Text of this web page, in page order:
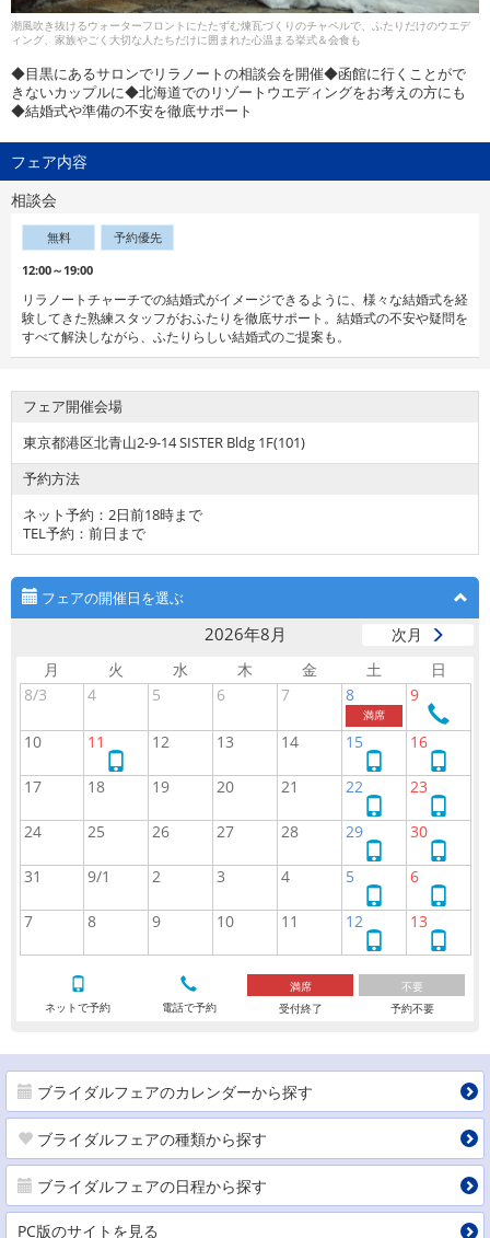
潮風吹き抜けるウォーターフロントにたたずむ煉瓦づくりのチャペルで、ふたりだけのウエデ
ィング、家族やごく大切な人たちだけに囲まれた心温まる挙式＆会食も
◆目黒にあるサロンでリラノートの相談会を開催◆函館に行くことがで
きないカップルに◆北海道でのリゾートウエディングをお考えの方にも
◆結婚式や準備の不安を徹底サポート
フェア内容
相談会
無料
予約優先
12:00～19:00
リラノートチャーチでの結婚式がイメージできるように、様々な結婚式を経
験してきた熟練スタッフがおふたりを徹底サポート。結婚式の不安や疑問を
すべて解決しながら、ふたりらしい結婚式のご提案も。
フェア開催会場
東京都港区北青山2-9-14 SISTER Bldg 1F(101)
予約方法
ネット予約：2日前18時まで
TEL予約：前日まで
フェアの開催日を選ぶ
2026年8月
次月
月
火 水 木 金 土
日
8/3
4 5 6 7 8
満席
9
電
話
予
10 11
ッ
で
約
12 13 14 15
ッ
で
約
16
ッ
で
約
17 18 19 20 21 22
ッ
で
約
23
ッ
で
約
24 25 26 27 28 29
ッ
で
約
30
ッ
で
約
31 9/1 2 3 4 5
ッ
で
予
約
6
ッ
で
予
約
7 8 9 10 11 12
ッ
ト
で
約
13
ッ
ト
で
約
ネットで予約 電話で予約
満席
受付終了
不要
予約不要
ブライダルフェアのカレンダーから探す
ブライダルフェアの種類から探す
ブライダルフェアの日程から探す
PC版のサイトを見る